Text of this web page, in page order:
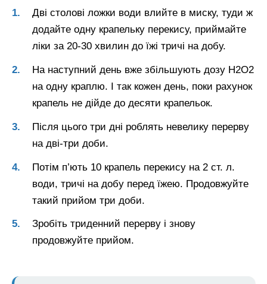
Дві столові ложки води влийте в миску, туди ж
додайте одну крапельку перекису, приймайте
ліки за 20-30 хвилин до їжі тричі на добу.
На наступний день вже збільшують дозу Н2О2
на одну краплю. І так кожен день, поки рахунок
крапель не дійде до десяти крапельок.
Після цього три дні роблять невелику перерву
на дві-три доби.
Потім п’ють 10 крапель перекису на 2 ст. л.
води, тричі на добу перед їжею. Продовжуйте
такий прийом три доби.
Зробіть триденний перерву і знову
продовжуйте прийом.